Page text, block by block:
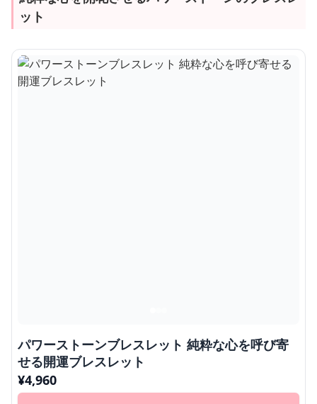
ット
パワーストーンブレスレット 純粋な心を呼び寄
せる開運ブレスレット
¥4,960